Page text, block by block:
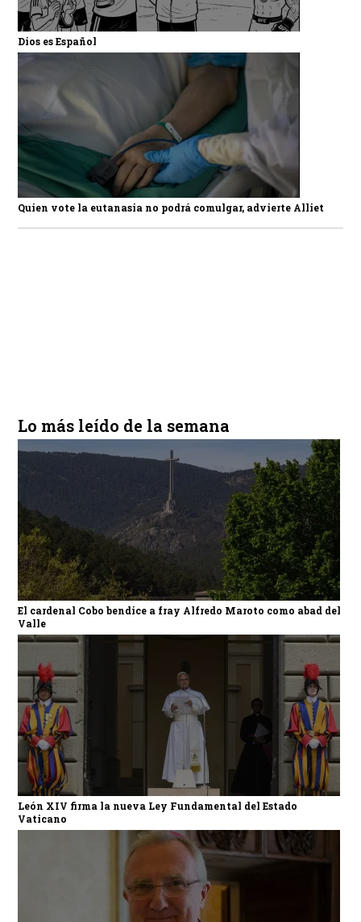
Dios es Español
Quien vote la eutanasia no podrá comulgar, advierte Alliet
Lo más leído de la semana
El cardenal Cobo bendice a fray Alfredo Maroto como abad del
Valle
León XIV firma la nueva Ley Fundamental del Estado
Vaticano